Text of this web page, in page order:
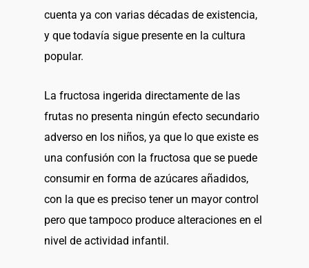
cuenta ya con varias décadas de existencia,
y que todavía sigue presente en la cultura
popular.
La fructosa ingerida directamente de las
frutas no presenta ningún efecto secundario
adverso en los niños, ya que lo que existe es
una confusión con la fructosa que se puede
consumir en forma de azúcares añadidos,
con la que es preciso tener un mayor control
pero que tampoco produce alteraciones en el
nivel de actividad infantil.